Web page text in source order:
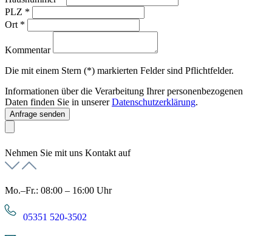
PLZ *
Ort *
Kommentar
Die mit einem Stern (*) markierten Felder sind Pflichtfelder.
Informationen über die Verarbeitung Ihrer personenbezogenen
Daten finden Sie in unsererDatenschutzerklärung.
Anfrage senden
Nehmen Sie mit uns Kontakt auf
Mo.–Fr.: 08:00 – 16:00 Uhr
05351 520-3502